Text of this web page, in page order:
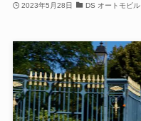
2023年5月28日 DS オートモビル